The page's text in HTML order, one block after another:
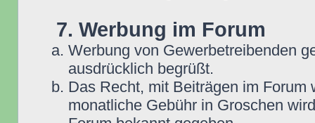
7. Werbung im Forum
Werbung von Gewerbetreibenden
ausdrücklich begrüßt.
Das Recht, mit Beiträgen im
monatliche Gebühr in Groschen